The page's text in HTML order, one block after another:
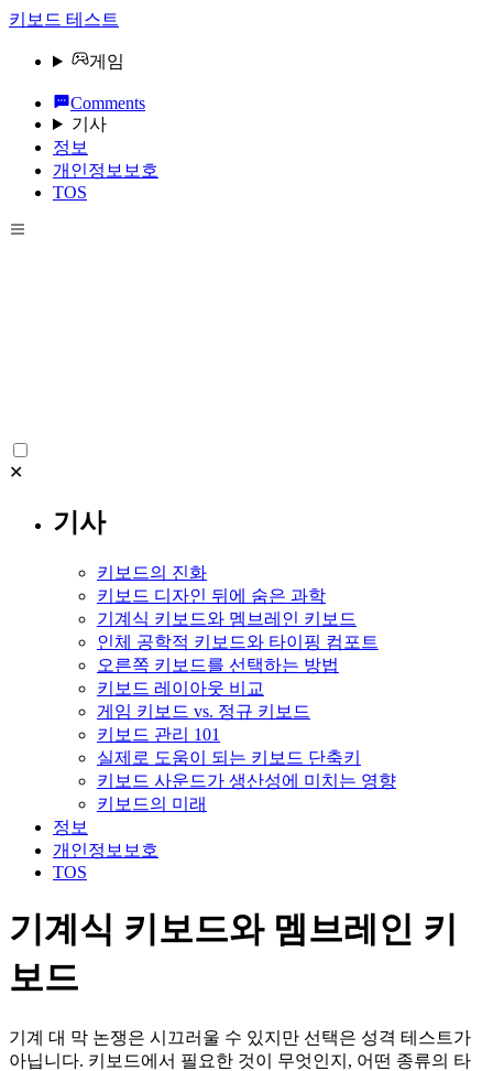
키보드 테스트
게임
Comments
기사
정보
개인정보보호
TOS
✕
기사
키보드의 진화
키보드 디자인 뒤에 숨은 과학
기계식 키보드와 멤브레인 키보드
인체 공학적 키보드와 타이핑 컴포트
오른쪽 키보드를 선택하는 방법
키보드 레이아웃 비교
게임 키보드 vs. 정규 키보드
키보드 관리 101
실제로 도움이 되는 키보드 단축키
키보드 사운드가 생산성에 미치는 영향
키보드의 미래
정보
개인정보보호
TOS
기계식 키보드와 멤브레인 키
보드
기계 대 막 논쟁은 시끄러울 수 있지만 선택은 성격 테스트가
아닙니다. 키보드에서 필요한 것이 무엇인지, 어떤 종류의 타